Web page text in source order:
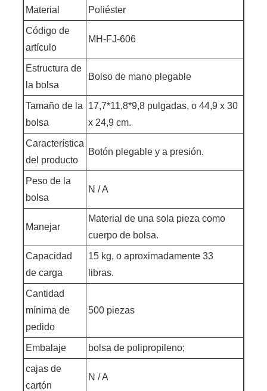
Material Poliéster
Código de
artículo
MH-FJ-606
Estructura de
la bolsa
Bolso de mano plegable
Tamaño de la
bolsa
17,7*11,8*9,8 pulgadas, o 44,9 x 30
x 24,9 cm.
Característica
del producto
Botón plegable y a presión.
Peso de la
bolsa
N / A
Manejar
Material de una sola pieza como
cuerpo de bolsa.
Capacidad
de carga
15 kg, o aproximadamente 33
libras.
Cantidad
mínima de
pedido
500 piezas
Embalaje bolsa de polipropileno;
cajas de
cartón
N / A